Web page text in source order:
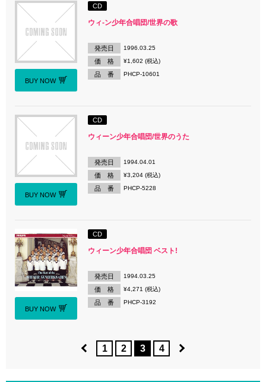
BUY NOW
CD
ウィ-ン少年合唱団/世界の歌
発売日 1996.03.25
価 格 ¥1,602 (税込)
品 番 PHCP-10601
BUY NOW
CD
ウィーン少年合唱団/世界のうた
発売日 1994.04.01
価 格 ¥3,204 (税込)
品 番 PHCP-5228
BUY NOW
CD
ウィーン少年合唱団 ベスト!
発売日 1994.03.25
価 格 ¥4,271 (税込)
品 番 PHCP-3192
1 2 3 4